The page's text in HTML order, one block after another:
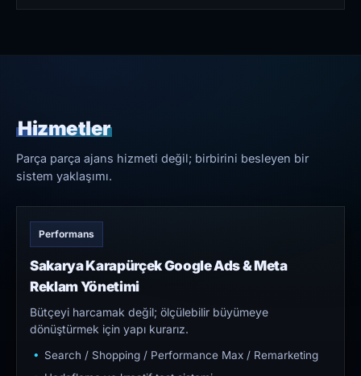
Hizmetler
Parça parça ajans hizmeti değil; birbirini besleyen bir
sistem yaklaşımı.
Performans
Sakarya Karapürçek Google Ads & Meta
Reklam Yönetimi
Bütçeyi harcamak değil; ölçülebilir büyümeye
dönüştürmek için yapı kurarız.
Search / Shopping / Performance Max / Remarketing